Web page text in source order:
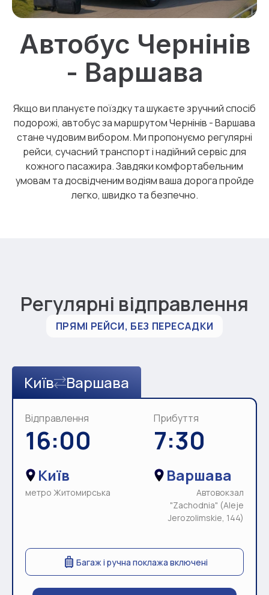
Автобус Чернінів
- Варшава
Якщо ви плануєте поїздку та шукаєте зручний спосіб
подорожі, автобус за маршрутом Чернінів - Варшава
стане чудовим вибором. Ми пропонуємо регулярні
рейси, сучасний транспорт і надійний сервіс для
кожного пасажира. Завдяки комфортабельним
умовам та досвідченим водіям ваша дорога пройде
легко, швидко та безпечно.
Регулярні відправлення
ПРЯМІ РЕЙСИ, БЕЗ ПЕРЕСАДКИ
Київ Варшава
Відправлення
16:00
Київ
метро Житомирська
Прибуття
7:30
Варшава
Автовокзал
"Zachodnia" (Aleje
Jerozolimskie, 144)
Багаж і ручна поклажа включені